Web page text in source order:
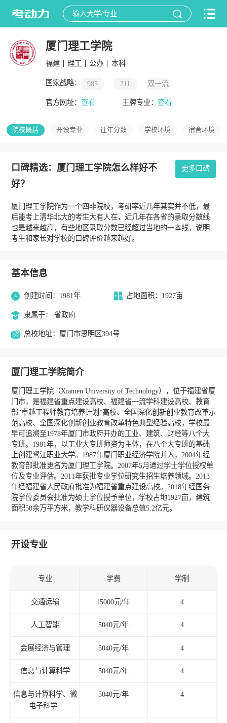
厦门理工学院
福建 理工 公办 本科
国家战略： 985 211 双一流
官方网址： 查看 王牌专业：查看
院校概括 开设专业 往年分数 学校环境 宿舍环境
口碑精选：厦门理工学院怎么样好不
好？
更多口碑
厦门理工学院作为一个四非院校，考研率近几年其实并不低，最
后能考上清华北大的考生大有人在，近几年在各省的录取分数线
也是越来越高，有些地区录取分数已经超过当地的一本线，说明
考生和家长对学校的口碑评价越来越好。
基本信息
创建时间：1981年 占地面积：1927亩
隶属于： 省政府
总校地址：厦门市思明区394号
厦门理工学院简介
厦门理工学院（Xiamen University of Technology），位于福建省厦
门市，是福建省重点建设高校、福建省一流学科建设高校、教育
部“卓越工程师教育培养计划”高校、全国深化创新创业教育改革示
范高校、全国深化创新创业教育改革特色典型经验高校，学校最
早可追溯至1978年厦门市政府开办的工业、建筑、财经等八个大
专班。1981年，以工业大专班师资为主体，在八个大专班的基础
上创建鹭江职业大学。1987年厦门职业经济学院并入，2004年经
教育部批准更名为厦门理工学院。2007年5月通过学士学位授权单
位及专业评估。2011年获批专业学位研究生招生培养领域。2013
年经福建省人民政府批准为福建省重点建设高校。2018年经国务
院学位委员会批准为硕士学位授予单位，学校占地1927亩，建筑
面积50余万平方米，教学科研仪器设备总值5.2亿元。
开设专业
专业 学费 学制
交通运输 15000元/年 4
人工智能 5040元/年 4
会展经济与管理 5040元/年 4
信息与计算科学 5040元/年 4
信息与计算科学、微
电子科学..
5040元/年 4